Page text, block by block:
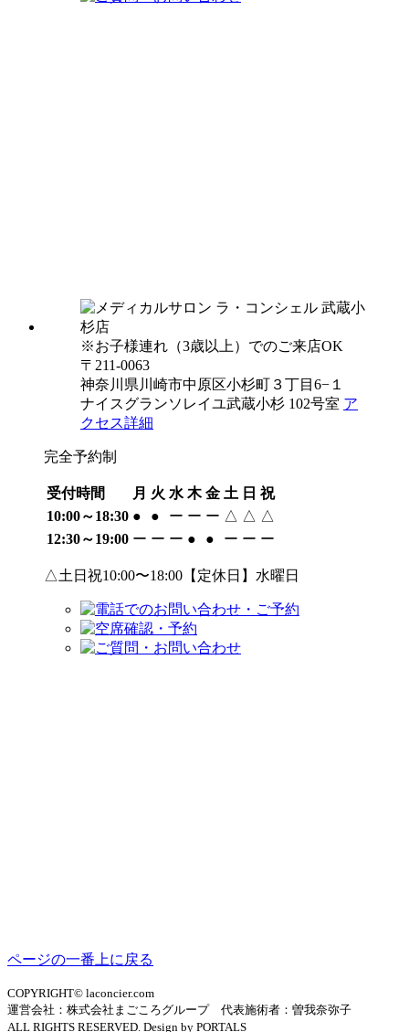
※お子様連れ（3歳以上）でのご来店OK
〒211-0063
神奈川県川崎市中原区小杉町３丁目6−１
ナイスグランソレイユ武蔵小杉 102号室 ア
クセス詳細
完全予約制
受付時間 月 火 水 木 金 土 日 祝
10:00～18:30 ● ● ー ー ー △ △ △
12:30～19:00 ー ー ー ● ● ー ー ー
△土日祝10:00〜18:00【定休日】水曜日
ページの一番上に戻る
COPYRIGHT© laconcier.com
運営会社：株式会社まごころグループ 代表施術者：曽我奈弥子
ALL RIGHTS RESERVED. Design by PORTALS